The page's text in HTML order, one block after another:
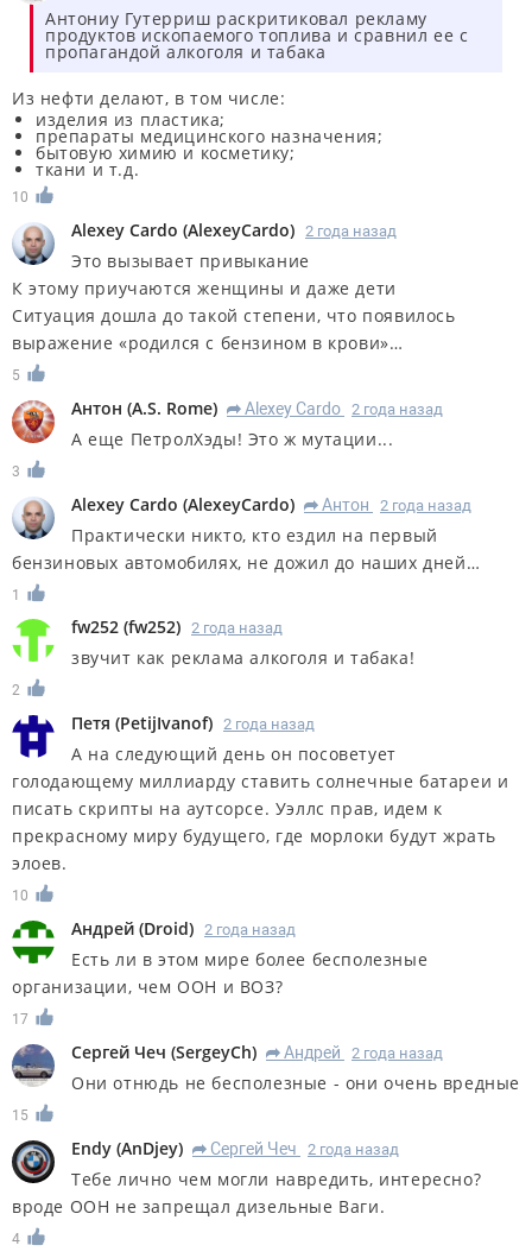
Антониу Гутерриш раскритиковал рекламу
продуктов ископаемого топлива и сравнил ее с
пропагандой алкоголя и табака
Из нефти делают, в том числе:
изделия из пластика;
препараты медицинского назначения;
бытовую химию и косметику;
ткани и т.д.
10
Alexey Cardo (AlexeyCardo) 2 года назад
Это вызывает привыкание
К этому приучаются женщины и даже дети
Ситуация дошла до такой степени, что появилось
выражение «родился с бензином в крови»…
5
Антон (A.S. Rome) R Alexey Cardo 2 года назад
А еще ПетролХэды! Это ж мутации...
3
Alexey Cardo (AlexeyCardo) R Антон 2 года назад
Практически никто, кто ездил на первый
бензиновых автомобилях, не дожил до наших дней…
1
fw252 (fw252) 2 года назад
звучит как реклама алкоголя и табака!
2
Петя (PetijIvanof) 2 года назад
А на следующий день он посоветует
голодающему миллиарду ставить солнечные батареи и
писать скрипты на аутсорсе. Уэллс прав, идем к
прекрасному миру будущего, где морлоки будут жрать
элоев.
10
Андрей (Droid) 2 года назад
Есть ли в этом мире более бесполезные
организации, чем ООН и ВОЗ?
17
Сергей Чеч (SergeyCh) R Андрей 2 года назад
Они отнюдь не бесполезные - они очень вредные
15
Endy (AnDjey) R Сергей Чеч 2 года назад
Тебе лично чем могли навредить, интересно?
вроде ООН не запрещал дизельные Ваги.
4